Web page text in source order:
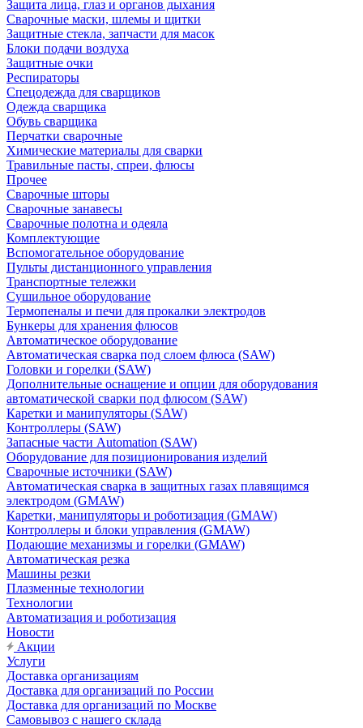
Защита лица, глаз и органов дыхания
Сварочные маски, шлемы и щитки
Защитные стекла, запчасти для масок
Блоки подачи воздуха
Защитные очки
Респираторы
Спецодежда для сварщиков
Одежда сварщика
Обувь сварщика
Перчатки сварочные
Химические материалы для сварки
Травильные пасты, спреи, флюсы
Прочее
Сварочные шторы
Сварочные занавесы
Сварочные полотна и одеяла
Комплектующие
Вспомогательное оборудование
Пульты дистанционного управления
Транспортные тележки
Сушильное оборудование
Термопеналы и печи для прокалки электродов
Бункеры для хранения флюсов
Автоматическое оборудование
Автоматическая сварка под слоем флюса (SAW)
Головки и горелки (SAW)
Дополнительные оснащение и опции для оборудования
автоматической сварки под флюсом (SAW)
Каретки и манипуляторы (SAW)
Контроллеры (SAW)
Запасные части Automation (SAW)
Оборудование для позиционирования изделий
Сварочные источники (SAW)
Автоматическая сварка в защитных газах плавящимся
электродом (GMAW)
Каретки, манипуляторы и роботизация (GMAW)
Контроллеры и блоки управления (GMAW)
Подающие механизмы и горелки (GMAW)
Автоматическая резка
Машины резки
Плазменные технологии
Технологии
Автоматизация и роботизация
Новости
Акции
Услуги
Доставка организациям
Доставка для организаций по России
Доставка для организаций по Москве
Самовывоз с нашего склада